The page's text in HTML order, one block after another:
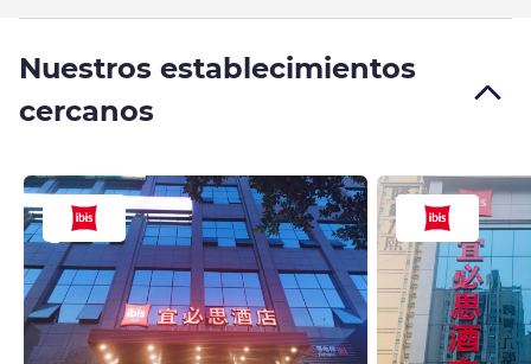
Nuestros establecimientos
cercanos